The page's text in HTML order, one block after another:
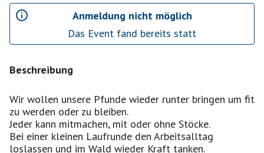
Anmeldung nicht möglich
Das Event fand bereits statt
Beschreibung
Wir wollen unsere Pfunde wieder runter bringen um fit
zu werden oder zu bleiben.
Jeder kann mitmachen, mit oder ohne Stöcke.
Bei einer kleinen Laufrunde den Arbeitsalltag
loslassen und im Wald wieder Kraft tanken.